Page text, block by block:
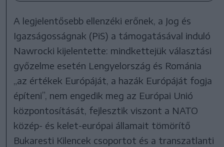
A legjelentősebb ellenzéki erőnek, a Jog és
Igazságosságnak (PiS) a támogatásával induló
Nawrocki kijelentette: mindkettejük választási
győzelme esetén Lengyelország és Románia
„az értékek Európáját, a hazák Európáját fogja
építeni”, nem engedik meg az Európai Unió
központosítását, fejlesztik viszont a NATO
közép- és kelet-európai államait tömörítő
Bukaresti Kilencek csoportot és a transzatlanti